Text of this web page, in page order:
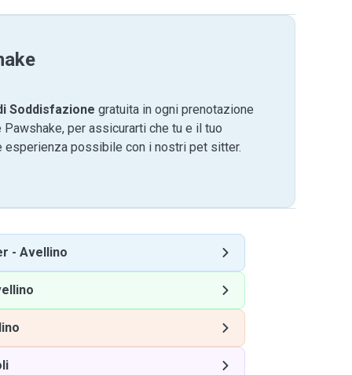
Soddisfazione gratuita in ogni prenotazione
per assicurarti che tu e il tuo
esperienza possibile con i nostri pet sitter.
- Avellino